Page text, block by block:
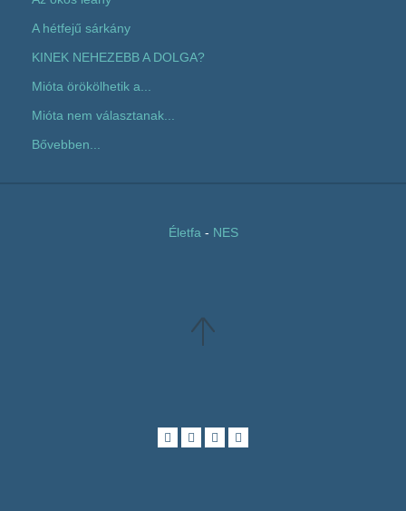
A hétfejű sárkány
KINEK NEHEZEBB A DOLGA?
Mióta örökölhetik a...
Mióta nem választanak...
Bővebben...
Életfa - NES